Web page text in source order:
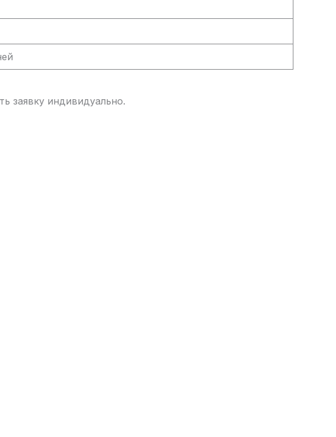
заявку индивидуально.